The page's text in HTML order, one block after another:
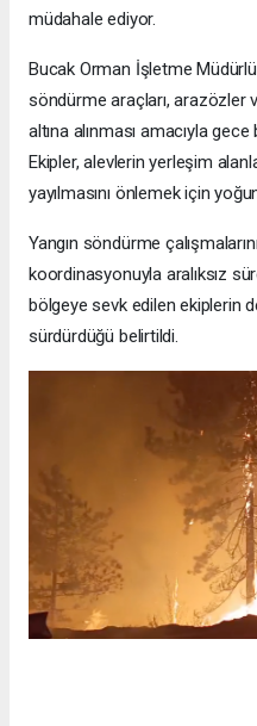
müdahale ediyor.
Bucak Orman İşletme
söndürme araçları, arazözler
altına alınması amacıyla
Ekipler, alevlerin yerleşim
yayılmasını önlemek için
Yangın söndürme
koordinasyonuyla aralıksız
bölgeye sevk edilen ekiplerin
sürdürdüğü belirtildi.